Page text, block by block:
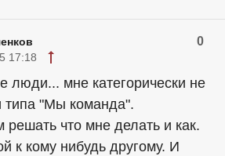
0
17:18
люди... мне категорически не
типа "Мы команда".
что мне делать и как.
к кому нибудь другому. И